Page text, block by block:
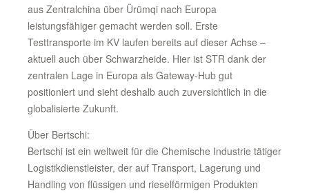
aus Zentralchina über Ürümqi nach Europa
leistungsfähiger gemacht werden soll. Erste
Testtransporte im KV laufen bereits auf dieser Achse –
aktuell auch über Schwarzheide. Hier ist STR dank der
zentralen Lage in Europa als Gateway-Hub gut
positioniert und sieht deshalb auch zuversichtlich in die
globalisierte Zukunft.
Über Bertschi:
Bertschi ist ein weltweit für die Chemische Industrie tätiger
Logistikdienstleister, der auf Transport, Lagerung und
Handling von flüssigen und rieselförmigen Produkten